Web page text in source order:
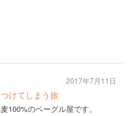
けてしまう旅
100%のベーグル屋です。
2017年7月11日